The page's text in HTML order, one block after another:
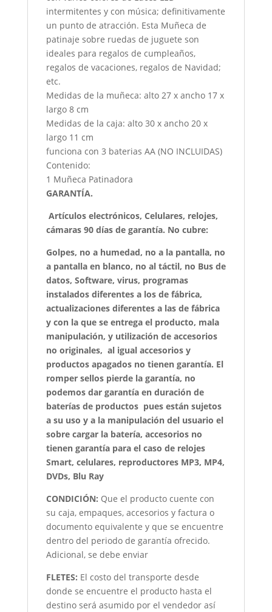
intermitentes y con música; definitivamente
un punto de atracción. Esta Muñeca de
patinaje sobre ruedas de juguete son
ideales para regalos de cumpleaños,
regalos de vacaciones, regalos de Navidad;
etc.
Medidas de la muñeca: alto 27 x ancho 17 x
largo 8 cm
Medidas de la caja: alto 30 x ancho 20 x
largo 11 cm
funciona con 3 baterias AA (NO INCLUIDAS)
Contenido:
1 Muñeca Patinadora
GARANTÍA.
Artículos electrónicos, Celulares, relojes,
cámaras 90 días de garantía. No cubre:
Golpes, no a humedad, no a la pantalla, no
a pantalla en blanco, no al táctil, no Bus de
datos, Software, virus, programas
instalados diferentes a los de fábrica,
actualizaciones diferentes a las de fábrica
y con la que se entrega el producto, mala
manipulación, y utilización de accesorios
no originales, al igual accesorios y
productos apagados no tienen garantía. El
romper sellos pierde la garantía, no
podemos dar garantía en duración de
baterías de productos pues están sujetos
a su uso y a la manipulación del usuario el
sobre cargar la batería, accesorios no
tienen garantía para el caso de relojes
Smart, celulares, reproductores MP3, MP4,
DVDs, Blu Ray
CONDICIÓN: Que el producto cuente con
su caja, empaques, accesorios y factura o
documento equivalente y que se encuentre
dentro del periodo de garantía ofrecido.
Adicional, se debe enviar
FLETES: El costo del transporte desde
donde se encuentre el producto hasta el
destino será asumido por el vendedor así